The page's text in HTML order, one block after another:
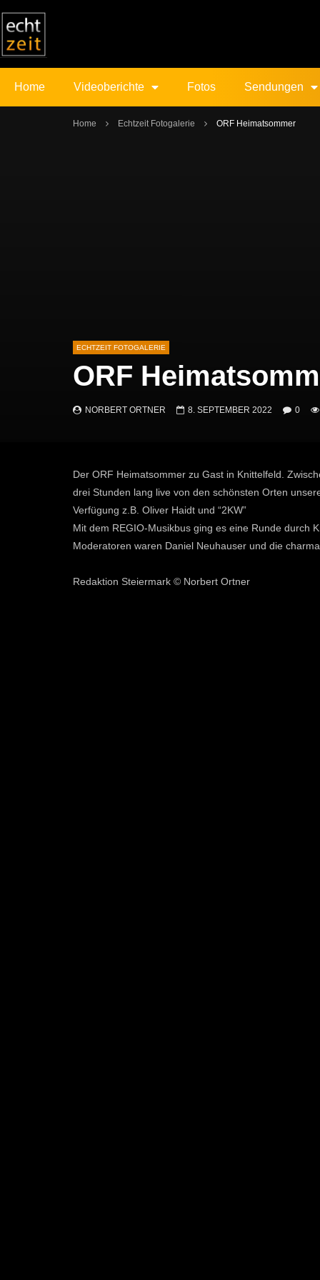
Home Videoberichte Fotos Sendungen
Home Echtzeit Fotogalerie ORF Heimatsommer
ECHTZEIT FOTOGALERIE
ORF
NORBERT ORTNER 8. SEPTEMBER 2022 0
Der ORF Heimatsommer zu Gast in Knittelfeld.
drei Stunden lang live von den schönsten Orten
Verfügung z.B. Oliver Haidt und “2KW”
Mit dem REGIO-Musikbus ging es eine Runde durch
Moderatoren waren Daniel Neuhauser und die
Redaktion Steiermark © Norbert Ortner